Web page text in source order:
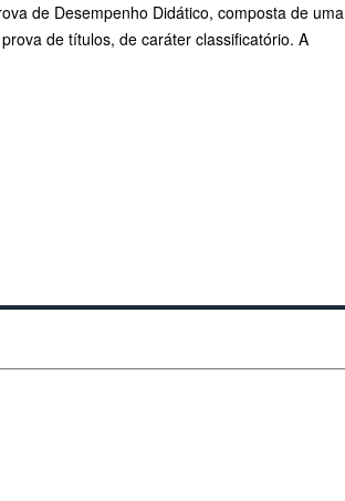
de Desempenho Didático, composta de uma
de títulos, de caráter classificatório. A